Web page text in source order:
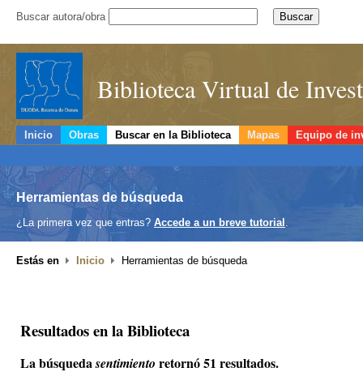
Buscar autora/obra
Biblioteca Virtual de
Inicio Obras Buscar en la Biblioteca Mapas Equipo de
Herramientas de búsqueda
¿La primera vez que entras? Accede a un breve tutorial .
Estás en Inicio Herramientas de búsqueda
Resultados en la Biblioteca
La búsquedasentimiento retornó 51 resultados.